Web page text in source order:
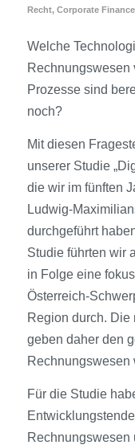
Recht, Corporate Finance
Welche
Rechnungswesen
Prozesse sind
noch?
Mit diesen
unserer Studie
die wir im fünften
Ludwig-
durchgeführt
Studie führten wir
in Folge eine
Österreich-
Region durch.
geben daher den
Rechnungswesen
Für die Studie
Rechnungswesen